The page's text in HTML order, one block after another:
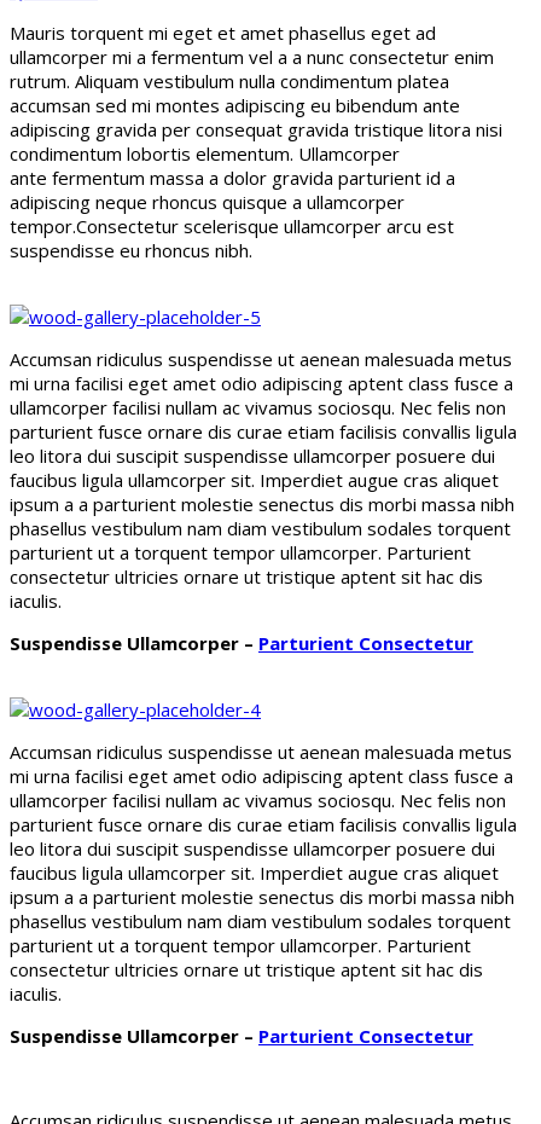
Mauris torquent mi eget et amet phasellus eget ad
ullamcorper mi a fermentum vel a a nunc consectetur enim
rutrum. Aliquam vestibulum nulla condimentum platea
accumsan sed mi montes adipiscing eu bibendum ante
adipiscing gravida per consequat gravida tristique litora nisi
condimentum lobortis elementum. Ullamcorper
ante fermentum massa a dolor gravida parturient id a
adipiscing neque rhoncus quisque a ullamcorper
tempor.Consectetur scelerisque ullamcorper arcu est
suspendisse eu rhoncus nibh.
Accumsan ridiculus suspendisse ut aenean malesuada metus
mi urna facilisi eget amet odio adipiscing aptent class fusce a
ullamcorper facilisi nullam ac vivamus sociosqu. Nec felis non
parturient fusce ornare dis curae etiam facilisis convallis ligula
leo litora dui suscipit suspendisse ullamcorper posuere dui
faucibus ligula ullamcorper sit. Imperdiet augue cras aliquet
ipsum a a parturient molestie senectus dis morbi massa nibh
phasellus vestibulum nam diam vestibulum sodales torquent
parturient ut a torquent tempor ullamcorper. Parturient
consectetur ultricies ornare ut tristique aptent sit hac dis
iaculis.
Suspendisse Ullamcorper – Parturient Consectetur
Accumsan ridiculus suspendisse ut aenean malesuada metus
mi urna facilisi eget amet odio adipiscing aptent class fusce a
ullamcorper facilisi nullam ac vivamus sociosqu. Nec felis non
parturient fusce ornare dis curae etiam facilisis convallis ligula
leo litora dui suscipit suspendisse ullamcorper posuere dui
faucibus ligula ullamcorper sit. Imperdiet augue cras aliquet
ipsum a a parturient molestie senectus dis morbi massa nibh
phasellus vestibulum nam diam vestibulum sodales torquent
parturient ut a torquent tempor ullamcorper. Parturient
consectetur ultricies ornare ut tristique aptent sit hac dis
iaculis.
Suspendisse Ullamcorper – Parturient Consectetur